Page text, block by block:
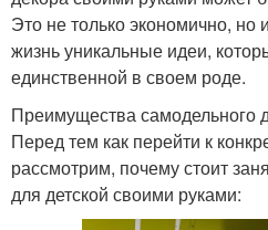
Это не только экономично, но
жизнь уникальные идеи,
единственной в своем роде.
Преимущества самодельного
Перед тем как перейти к
рассмотрим, почему стоит
для детской своими руками: